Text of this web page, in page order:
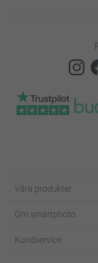
Våra produkter
Fotokort
Fotoböcker
Om smartphoto
För affiliates
Kundservice